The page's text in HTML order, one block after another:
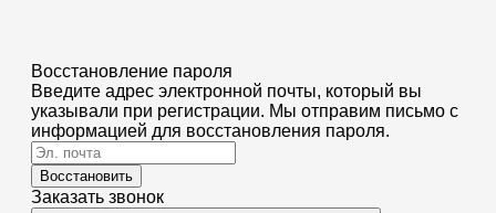
Восстановление пароля
Введите адрес электронной почты, который вы
указывали при регистрации. Мы отправим письмо с
информацией для восстановления пароля.
Восстановить
Заказать звонок